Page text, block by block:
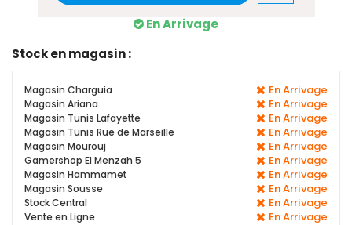
En Arrivage
Stock en magasin :
Magasin Charguia En Arrivage
Magasin Ariana En Arrivage
Magasin Tunis Lafayette En Arrivage
Magasin Tunis Rue de Marseille En Arrivage
Magasin Mourouj En Arrivage
Gamershop El Menzah 5 En Arrivage
Magasin Hammamet En Arrivage
Magasin Sousse En Arrivage
Stock Central En Arrivage
Vente en Ligne En Arrivage